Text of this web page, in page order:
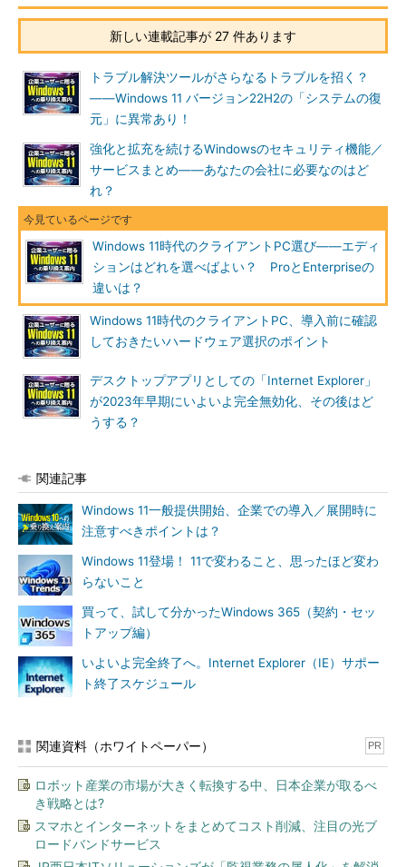
新しい連載記事が 27 件あります
トラブル解決ツールがさらなるトラブルを招く？
――Windows 11 バージョン22H2の「システムの復
元」に異常あり！
強化と拡充を続けるWindowsのセキュリティ機能／
サービスまとめ――あなたの会社に必要なのはど
れ？
Windows 11時代のクライアントPC選び――エディ
ションはどれを選べばよい？ ProとEnterpriseの
違いは？
Windows 11時代のクライアントPC、導入前に確認
しておきたいハードウェア選択のポイント
デスクトップアプリとしての「Internet Explorer」
が2023年早期にいよいよ完全無効化、その後はど
うする？
関連記事
Windows 11一般提供開始、企業での導入／展開時に
注意すべきポイントは？
Windows 11登場！ 11で変わること、思ったほど変わ
らないこと
買って、試して分かったWindows 365（契約・セッ
トアップ編）
いよいよ完全終了へ。Internet Explorer（IE）サポー
ト終了スケジュール
関連資料（ホワイトペーパー） PR
ロボット産業の市場が大きく転換する中、日本企業が取るべ
き戦略とは?
スマホとインターネットをまとめてコスト削減、注目の光ブ
ロードバンドサービス